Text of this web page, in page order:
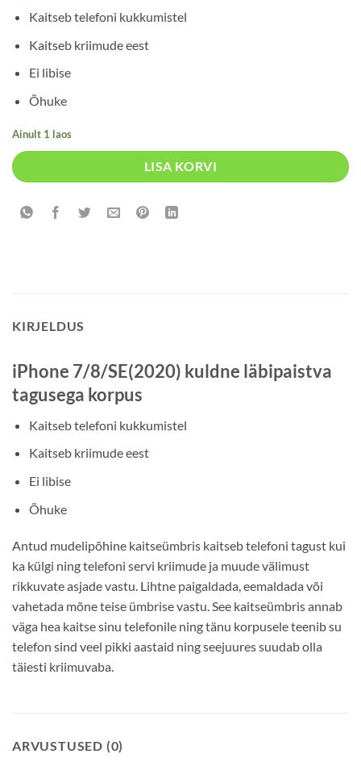
Kaitseb telefoni kukkumistel
Kaitseb kriimude eest
Ei libise
Õhuke
Ainult 1 laos
LISA KORVI
KIRJELDUS
iPhone 7/8/SE(2020) kuldne läbipaistva
tagusega korpus
Kaitseb telefoni kukkumistel
Kaitseb kriimude eest
Ei libise
Õhuke
Antud mudelipõhine kaitseümbris kaitseb telefoni tagust kui
ka külgi ning telefoni servi kriimude ja muude välimust
rikkuvate asjade vastu. Lihtne paigaldada, eemaldada või
vahetada mõne teise ümbrise vastu. See kaitseümbris annab
väga hea kaitse sinu telefonile ning tänu korpusele teenib su
telefon sind veel pikki aastaid ning seejuures suudab olla
täiesti kriimuvaba.
ARVUSTUSED (0)